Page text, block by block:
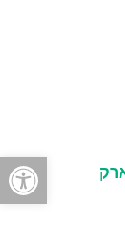
פתח